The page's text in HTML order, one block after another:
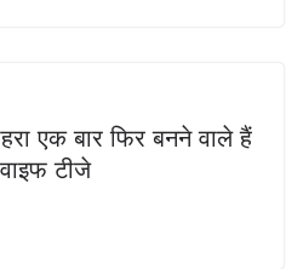
एक बार फिर बनने वाले हैं
वाइफ टीजे